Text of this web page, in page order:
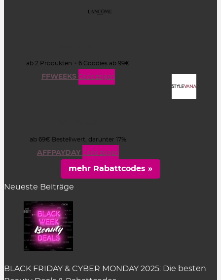
ab 2 Produkten + 6 Goodies ab 99€
FFWEEKS Code zeigen
ab 69€ Bestellwert, darunter 17%
AFFPAYDAY Code zeigen
mehr Rabattcodes »
Neueste Beiträge
BLACK FRIDAY & CYBER MONDAY 2025: Die besten